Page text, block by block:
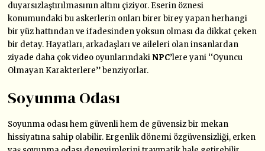
duyarsızlaştırılmasının altını çiziyor. Eserin öznesi
konumundaki bu askerlerin onları birer birey yapan herhangi
bir yüz hattından ve ifadesinden yoksun olması da dikkat çeken
bir detay. Hayatları, arkadaşları ve aileleri olan insanlardan
ziyade daha çok video oyunlarındakiNPC’lere yani ‘‘Oyuncu
Olmayan Karakterlere’’ benziyorlar.
Soyunma Odası
Soyunma odası hem güvenli hem de güvensiz bir mekan
hissiyatına sahip olabilir. Ergenlik dönemi özgüvensizliği, erken